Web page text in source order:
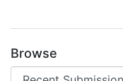
Browse